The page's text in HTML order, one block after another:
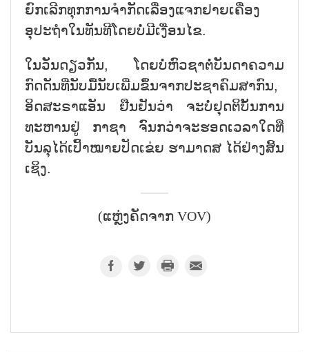
ຍົກເລີກທຸກການຈຳກັດເລື່ອງແຈກຢາຍເຄື່ອງ
ອຸປະຖຳໃນທັນທີໂດຍບໍ່ມີເງື່ອນໄຂ.
ໃນວັນດຽວກັນ, ໂດຍບໍ່ຫົວຊາຕໍ່ບັນດາຄວາມ
ກົດດັນທີ່ນັບມື້ນັບເພີ່ມຂຶ້ນຈາກປະຊາຄົມສາກົນ,
ອິດສະຣາແອັນ ຢືນຢັນວ່າ ຈະບໍ່ຢຸດຕິບັ້ນການ
ທະຫານຢູ່ ກາຊາ ຈົນກວ່າຈະຮອດເວລາໃດທີ່
ບັນລຸໄດ້ເປົ້າໝາຍປັດເຂ່ຍ ຮາມາດສ ໄດ້ຢ່າງສິ້ນ
ເຊິງ.
(ແຫຼ່ງຄັດຈາກ VOV)